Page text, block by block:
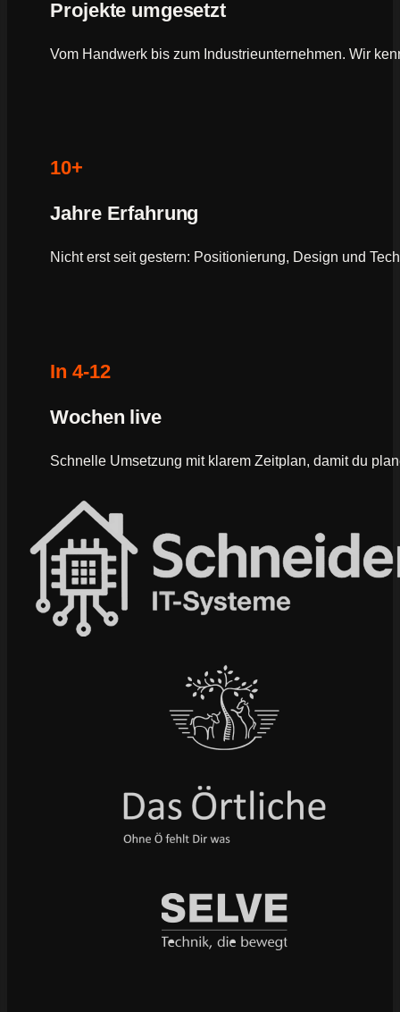
Projekte umgesetzt
Vom Handwerk bis zum Industrieunternehmen. Wir
10+
Jahre Erfahrung
Nicht erst seit gestern: Positionierung, Design und
In 4-12
Wochen live
Schnelle Umsetzung mit klarem Zeitplan, damit du